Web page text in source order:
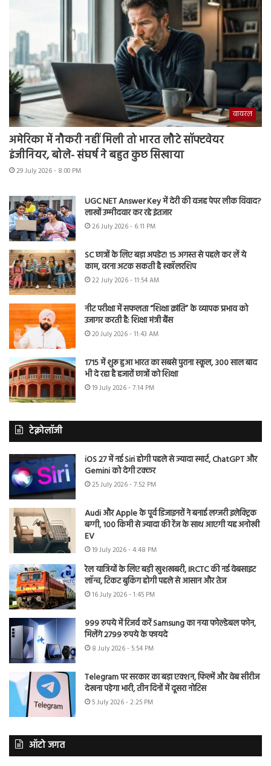
वायरल
अमेरिका में नौकरी नहीं मिली तो भारत लौटे सॉफ्टवेयर
इंजीनियर, बोले- संघर्ष ने बहुत कुछ सिखाया
29 July 2026 - 8:00 PM
UGC NET Answer Key में देरी की वजह पेपर लीक विवाद?
लाखों उम्मीदवार कर रहे इंतजार
26 July 2026 - 6:11 PM
SC छात्रों के लिए बड़ा अपडेट! 15 अगस्त से पहले कर लें ये
काम, वरना अटक सकती है स्कॉलरशिप
22 July 2026 - 11:54 AM
नीट परीक्षा में सफलता “शिक्षा क्रांति” के व्यापक प्रभाव को
उजागर करती है: शिक्षा मंत्री बैंस
20 July 2026 - 11:43 AM
1715 में शुरू हुआ भारत का सबसे पुराना स्कूल, 300 साल बाद
भी दे रहा है हजारों छात्रों को शिक्षा
19 July 2026 - 7:14 PM
टेक्नोलॉजी
iOS 27 में नई Siri होगी पहले से ज्यादा स्मार्ट, ChatGPT और
Gemini को देगी टक्कर
25 July 2026 - 7:52 PM
Audi और Apple के पूर्व डिजाइनरों ने बनाई लग्जरी इलेक्ट्रिक
बग्गी, 100 किमी से ज्यादा की रेंज के साथ आएगी यह अनोखी
EV
19 July 2026 - 4:48 PM
रेल यात्रियों के लिए बड़ी खुशखबरी, IRCTC की नई वेबसाइट
लॉन्च, टिकट बुकिंग होगी पहले से आसान और तेज
16 July 2026 - 1:45 PM
999 रुपये में रिजर्व करें Samsung का नया फोल्डेबल फोन,
मिलेंगे 2799 रुपये के फायदे
8 July 2026 - 5:54 PM
Telegram पर सरकार का बड़ा एक्शन, फिल्में और वेब सीरीज
देखना पड़ेगा भारी, तीन दिनों में दूसरा नोटिस
5 July 2026 - 2:25 PM
ऑटो जगत